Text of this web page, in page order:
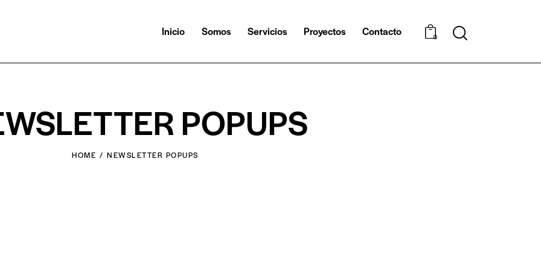
Inicio Somos Servicios Proyectos Contacto 0
POPUPS
HOME NEWSLETTER POPUPS